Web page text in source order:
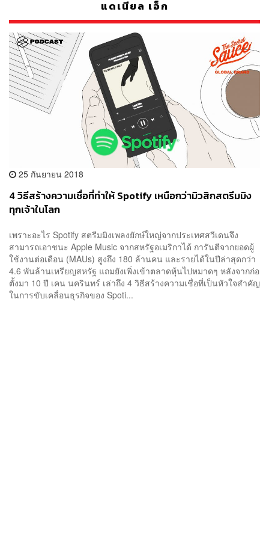
แดเนียล เอ็ก
25 กันยายน 2018
4 วิธีสร้างความเชื่อที่ทำให้ Spotify เหนือกว่ามิวสิกสตรีมมิง
ทุกเจ้าในโลก
เพราะอะไร Spotify สตรีมมิงเพลงยักษ์ใหญ่จากประเทศสวีเดนจึง
สามารถเอาชนะ Apple Music จากสหรัฐอเมริกาได้ การันตีจากยอดผู้
ใช้งานต่อเดือน (MAUs) สูงถึง 180 ล้านคน และรายได้ในปีล่าสุดกว่า
4.6 พันล้านเหรียญสหรัฐ แถมยังเพิ่งเข้าตลาดหุ้นไปหมาดๆ หลังจากก่อ
ตั้งมา 10 ปี เคน นครินทร์ เล่าถึง 4 วิธีสร้างความเชื่อที่เป็นหัวใจสำคัญ
ในการขับเคลื่อนธุรกิจของ Spoti...